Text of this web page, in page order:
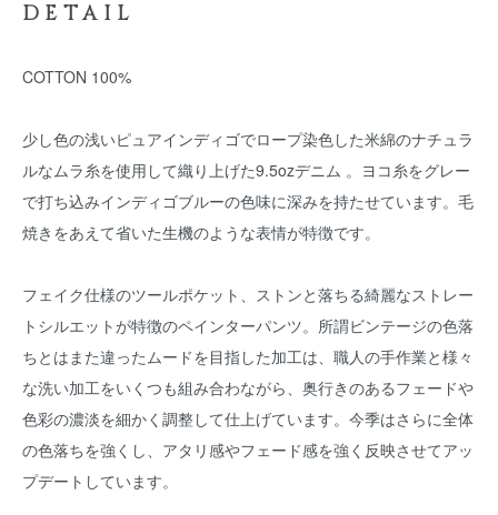
DETAIL
COTTON 100%
少し色の浅いピュアインディゴでロープ染色した米綿のナチュラ
ルなムラ糸を使用して織り上げた9.5ozデニム 。ヨコ糸をグレー
で打ち込みインディゴブルーの色味に深みを持たせています。毛
焼きをあえて省いた生機のような表情が特徴です。
フェイク仕様のツールポケット、ストンと落ちる綺麗なストレー
トシルエットが特徴のペインターパンツ。所謂ビンテージの色落
ちとはまた違ったムードを目指した加工は、職人の手作業と様々
な洗い加工をいくつも組み合わながら、奥行きのあるフェードや
色彩の濃淡を細かく調整して仕上げています。今季はさらに全体
の色落ちを強くし、アタリ感やフェード感を強く反映させてアッ
プデートしています。